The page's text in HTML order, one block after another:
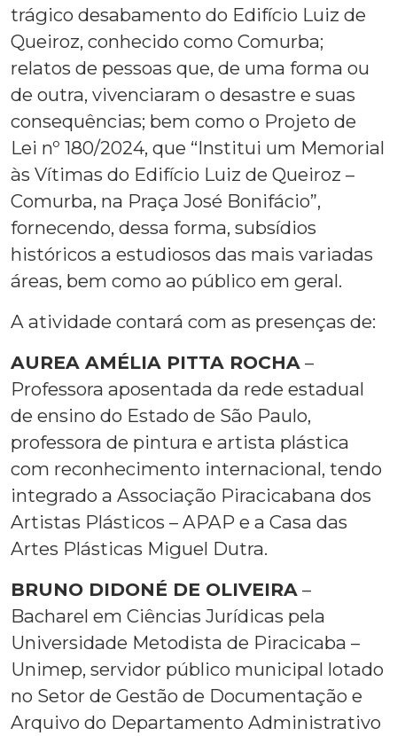
trágico desabamento do Edifício Luiz de
Queiroz, conhecido como Comurba;
relatos de pessoas que, de uma forma ou
de outra, vivenciaram o desastre e suas
consequências; bem como o Projeto de
Lei nº 180/2024, que “Institui um Memorial
às Vítimas do Edifício Luiz de Queiroz –
Comurba, na Praça José Bonifácio”,
fornecendo, dessa forma, subsídios
históricos a estudiosos das mais variadas
áreas, bem como ao público em geral.
A atividade contará com as presenças de:
AUREA AMÉLIA PITTA ROCHA –
Professora aposentada da rede estadual
de ensino do Estado de São Paulo,
professora de pintura e artista plástica
com reconhecimento internacional, tendo
integrado a Associação Piracicabana dos
Artistas Plásticos – APAP e a Casa das
Artes Plásticas Miguel Dutra.
BRUNO DIDONÉ DE OLIVEIRA –
Bacharel em Ciências Jurídicas pela
Universidade Metodista de Piracicaba –
Unimep, servidor público municipal lotado
no Setor de Gestão de Documentação e
Arquivo do Departamento Administrativo